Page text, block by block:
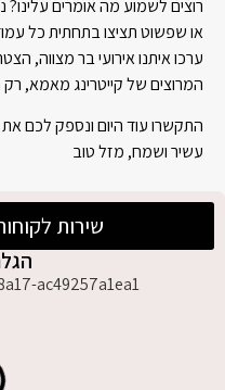
שירות לקוחות 03-
רוצים לשמוע מה אומרים
או שפשוט תציצו בתחתית כל
ערכו איתנו אירועי בר מצווה,
המרוצים של קייטרינג מאמא, רק
התקשרו עוד היום ונספק לכם
עשיר ושמח, מזל טוב